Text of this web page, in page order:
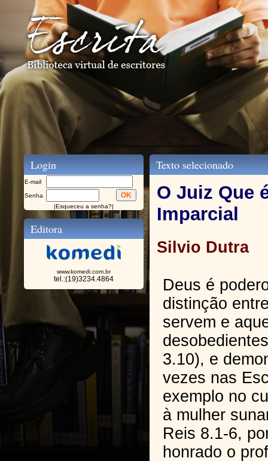
Login
E-mail
Senha
|Esqueceu a senha?|
Editora
www.komedi.com.br
tel.:(19)3234.4864
Texto selecionado
O Juiz Que
Imparcial
Silvio Dutra
Deus é
distinção
servem e
3.10), e
vezes nas
exemplo no
à mulher
Reis 8.1-6,
honrado o